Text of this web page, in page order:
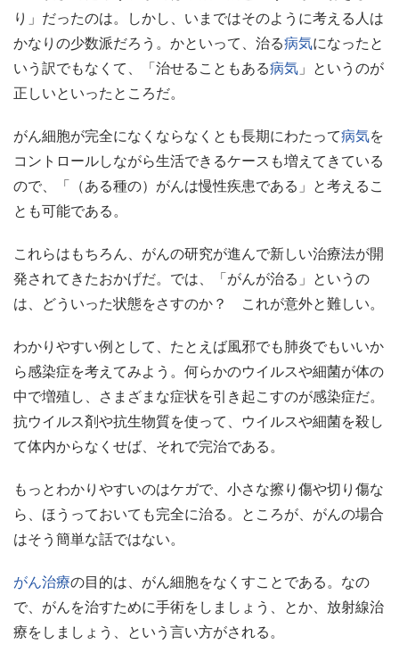
り」だったのは。しかし、いまではそのように考える人は
かなりの少数派だろう。かといって、治る病気になったと
いう訳でもなくて、「治せることもある病気 」というのが
正しいといったところだ。
がん細胞が完全になくならなくとも長期にわたって病気を
コントロールしながら生活できるケースも増えてきている
ので、「（ある種の）がんは慢性疾患である」と考えるこ
とも可能である。
これらはもちろん、がんの研究が進んで新しい治療法が開
発されてきたおかげだ。では、「がんが治る」というの
は、どういった状態をさすのか？ これが意外と難しい。
わかりやすい例として、たとえば風邪でも肺炎でもいいか
ら感染症を考えてみよう。何らかのウイルスや細菌が体の
中で増殖し、さまざまな症状を引き起こすのが感染症だ。
抗ウイルス剤や抗生物質を使って、ウイルスや細菌を殺し
て体内からなくせば、それで完治である。
もっとわかりやすいのはケガで、小さな擦り傷や切り傷な
ら、ほうっておいても完全に治る。ところが、がんの場合
はそう簡単な話ではない。
がん治療の目的は、がん細胞をなくすことである。なの
で、がんを治すために手術をしましょう、とか、放射線治
療をしましょう、という言い方がされる。